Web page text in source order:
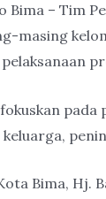
Bima – Tim
masing
Bima, Hj.